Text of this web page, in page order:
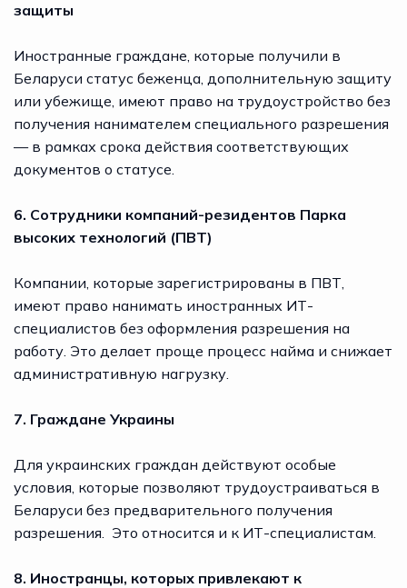
защиты
Иностранные граждане, которые получили в
Беларуси статус беженца, дополнительную защиту
или убежище, имеют право на трудоустройство без
получения нанимателем специального разрешения
— в рамках срока действия соответствующих
документов о статусе.
6. Сотрудники компаний-резидентов Парка
высоких технологий (ПВТ)
Компании, которые зарегистрированы в ПВТ,
имеют право нанимать иностранных ИТ-
специалистов без оформления разрешения на
работу. Это делает проще процесс найма и снижает
административную нагрузку.
7. Граждане Украины
Для украинских граждан действуют особые
условия, которые позволяют трудоустраиваться в
Беларуси без предварительного получения
разрешения. Это относится и к ИТ-специалистам.
8. Иностранцы, которых привлекают к